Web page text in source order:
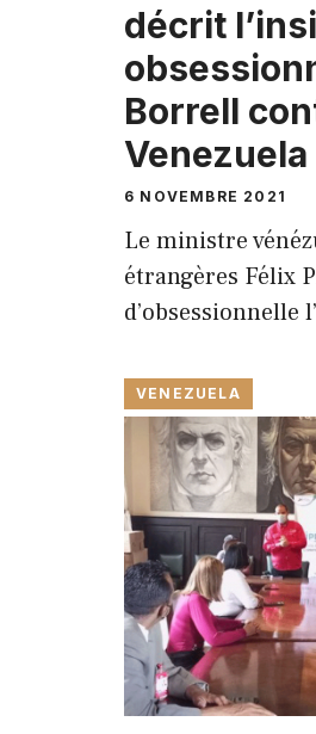
décrit
Borrell
Venezuela
6 NOVEMBRE 2021
Le ministre
étrangères Félix
d’obsessionnelle
VENEZUELA